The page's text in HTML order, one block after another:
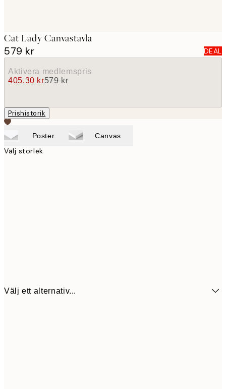
Cat Lady Canvastavla
579 kr DEAL
Aktivera medlemspris
405,30 kr579 kr
Prishistorik
Poster Canvas
Välj storlek
Välj ett alternativ...